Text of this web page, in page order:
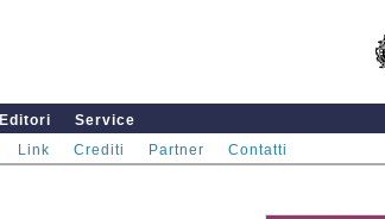
Editori
Service
Link Crediti Partner Contatti